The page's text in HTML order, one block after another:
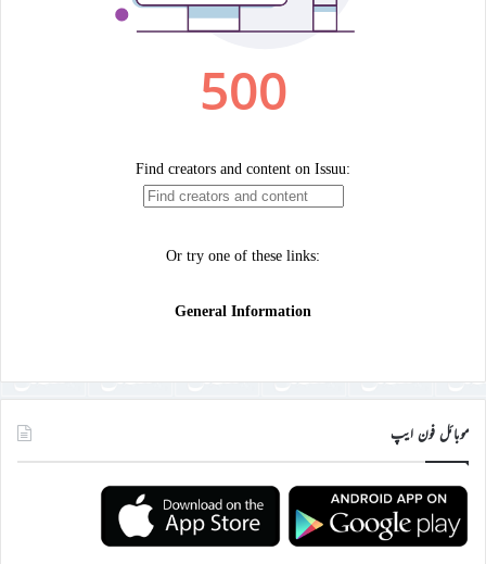
موبائل فون ایپ